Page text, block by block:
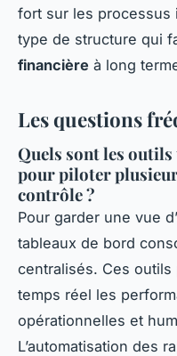
fort sur les processus
type de structure qui
financière à long
Les questions
Quels sont les
pour piloter
contrôle ?
Pour garder une vue
tableaux de bord
centralisés. Ces
temps réel les
opérationnelles et
L’automatisation des